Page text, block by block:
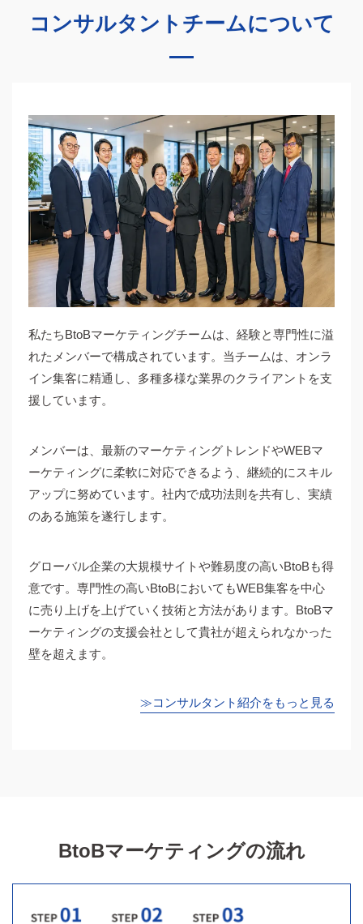
コンサルタントチームについて
私たちBtoBマーケティングチームは、経験と専門性に溢
れたメンバーで構成されています。当チームは、オンラ
イン集客に精通し、多種多様な業界のクライアントを支
援しています。
メンバーは、最新のマーケティングトレンドやWEBマ
ーケティングに柔軟に対応できるよう、継続的にスキル
アップに努めています。社内で成功法則を共有し、実績
のある施策を遂行します。
グローバル企業の大規模サイトや難易度の高いBtoBも得
意です。専門性の高いBtoBにおいてもWEB集客を中心
に売り上げを上げていく技術と方法があります。BtoBマ
ーケティングの支援会社として貴社が超えられなかった
壁を超えます。
≫コンサルタント紹介をもっと見る
BtoBマーケティングの流れ